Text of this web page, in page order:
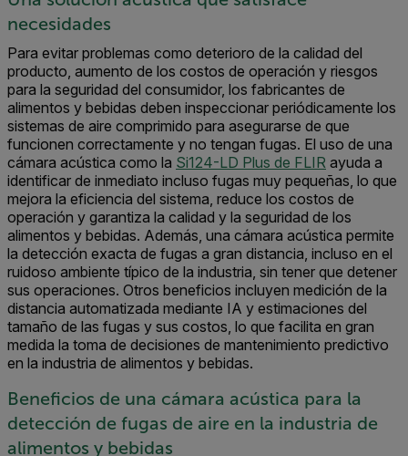
necesidades
Para evitar problemas como deterioro de la calidad del
producto, aumento de los costos de operación y riesgos
para la seguridad del consumidor, los fabricantes de
alimentos y bebidas deben inspeccionar periódicamente los
sistemas de aire comprimido para asegurarse de que
funcionen correctamente y no tengan fugas. El uso de una
cámara acústica como la Si124-LD Plus de FLIR ayuda a
identificar de inmediato incluso fugas muy pequeñas, lo que
mejora la eficiencia del sistema, reduce los costos de
operación y garantiza la calidad y la seguridad de los
alimentos y bebidas. Además, una cámara acústica permite
la detección exacta de fugas a gran distancia, incluso en el
ruidoso ambiente típico de la industria, sin tener que detener
sus operaciones. Otros beneficios incluyen medición de la
distancia automatizada mediante IA y estimaciones del
tamaño de las fugas y sus costos, lo que facilita en gran
medida la toma de decisiones de mantenimiento predictivo
en la industria de alimentos y bebidas.
Beneficios de una cámara acústica para la
detección de fugas de aire en la industria de
alimentos y bebidas